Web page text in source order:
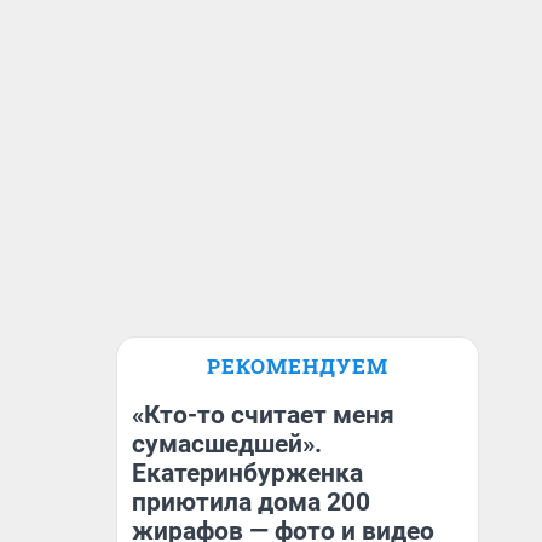
РЕКОМЕНДУЕМ
«Кто-то считает меня
сумасшедшей».
Екатеринбурженка
приютила дома 200
жирафов — фото и видео